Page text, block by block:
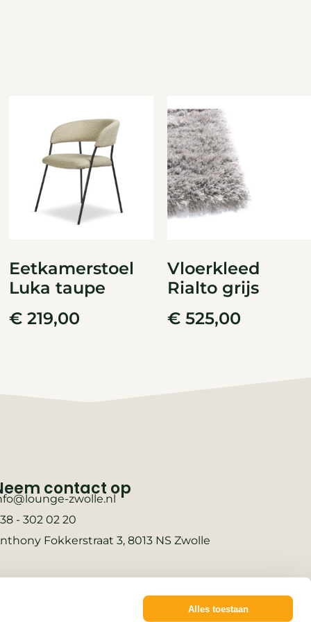
Alles toestaan
Eetkamerstoel
Luka taupe
€ 219,00
Vloerkleed
Rialto grijs
€525,00
contact op
zwolle.nl
- 302 02 20
Fokkerstraat 3, 8013 NS Zwolle